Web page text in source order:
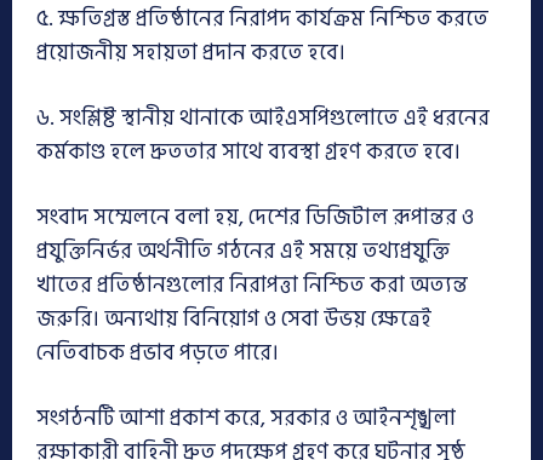
৫. ক্ষতিগ্রস্ত প্রতিষ্ঠানের নিরাপদ কার্যক্রম নিশ্চিত করতে
প্রয়োজনীয় সহায়তা প্রদান করতে হবে।
৬. সংশ্লিষ্ট স্থানীয় থানাকে আইএসপিগুলোতে এই ধরনের
কর্মকাণ্ড হলে দ্রুততার সাথে ব্যবস্থা গ্রহণ করতে হবে।
সংবাদ সম্মেলনে বলা হয়, দেশের ডিজিটাল রূপান্তর ও
প্রযুক্তিনির্ভর অর্থনীতি গঠনের এই সময়ে তথ্যপ্রযুক্তি
খাতের প্রতিষ্ঠানগুলোর নিরাপত্তা নিশ্চিত করা অত্যন্ত
জরুরি। অন্যথায় বিনিয়োগ ও সেবা উভয় ক্ষেত্রেই
নেতিবাচক প্রভাব পড়তে পারে।
সংগঠনটি আশা প্রকাশ করে, সরকার ও আইনশৃঙ্খলা
রক্ষাকারী বাহিনী দ্রুত পদক্ষেপ গ্রহণ করে ঘটনার সুষ্ঠু